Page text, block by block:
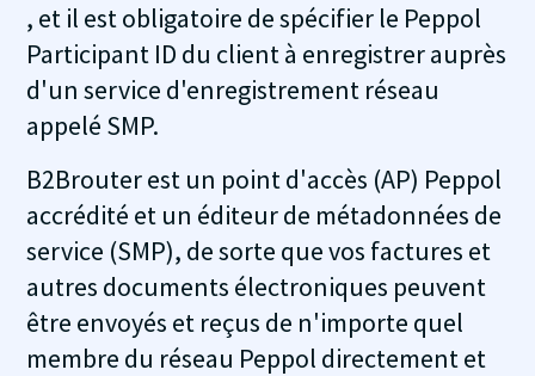
, et il est obligatoire de spécifier le Peppol
Participant ID du client à enregistrer auprès
d'un service d'enregistrement réseau
appelé SMP.
B2Brouter est un point d'accès (AP) Peppol
accrédité et un éditeur de métadonnées de
service (SMP), de sorte que vos factures et
autres documents électroniques peuvent
être envoyés et reçus de n'importe quel
membre du réseau Peppol directement et